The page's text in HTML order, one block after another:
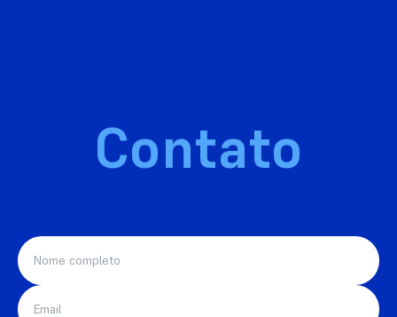
Contato